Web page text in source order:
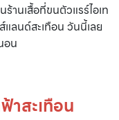
ร้านเสื้อที่ขนตัวแรร์ไอเท
ลนด์สะเทือน วันนี้เลย
อน
าสะเทือน